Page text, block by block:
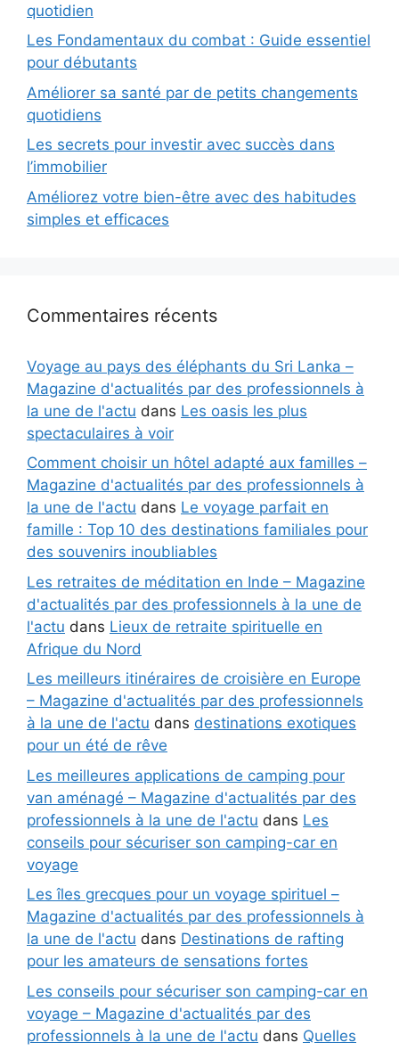
quotidien
Les Fondamentaux du combat : Guide essentiel
pour débutants
Améliorer sa santé par de petits changements
quotidiens
Les secrets pour investir avec succès dans
l’immobilier
Améliorez votre bien-être avec des habitudes
simples et efficaces
Commentaires récents
Voyage au pays des éléphants du Sri Lanka –
Magazine d'actualités par des professionnels à
la une de l'actu dans Les oasis les plus
spectaculaires à voir
Comment choisir un hôtel adapté aux familles –
Magazine d'actualités par des professionnels à
la une de l'actu dans Le voyage parfait en
famille : Top 10 des destinations familiales pour
des souvenirs inoubliables
Les retraites de méditation en Inde – Magazine
d'actualités par des professionnels à la une de
l'actu dans Lieux de retraite spirituelle en
Afrique du Nord
Les meilleurs itinéraires de croisière en Europe
– Magazine d'actualités par des professionnels
à la une de l'actu dans destinations exotiques
pour un été de rêve
Les meilleures applications de camping pour
van aménagé – Magazine d'actualités par des
professionnels à la une de l'actu dans Les
conseils pour sécuriser son camping-car en
voyage
Les îles grecques pour un voyage spirituel –
Magazine d'actualités par des professionnels à
la une de l'actu dans Destinations de rafting
pour les amateurs de sensations fortes
Les conseils pour sécuriser son camping-car en
voyage – Magazine d'actualités par des
professionnels à la une de l'actu dans Quelles